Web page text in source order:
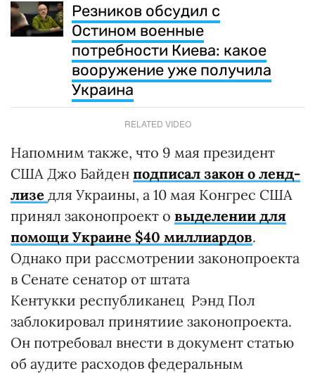
Резников обсудил с
Остином военные
потребности Киева: какое
вооружение уже получила
Украина
RELATED VIDEO
Напомним также, что 9 мая президент
США Джо Байден подписал закон о ленд-
лизе для Украины, а 10 мая Конгрес США
принял законопроект о выделении для
помощи Украине $40 миллиардов.
Однако при рассмотрении законопроекта
в Сенате сенатор от штата
Кентукки республиканец Рэнд Пол
заблокировал принятиие законопроекта.
Он потребовал внести в документ статью
об аудите расходов федеральным